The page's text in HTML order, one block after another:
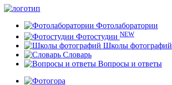
Фотолаборатории
Фотостудии NEW
Школы фотографий
Словарь
Вопросы и ответы